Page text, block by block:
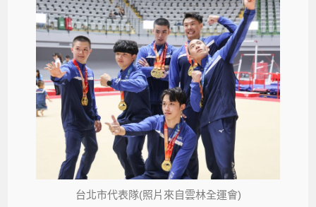
台北市代表隊(照片來自雲林全運會)